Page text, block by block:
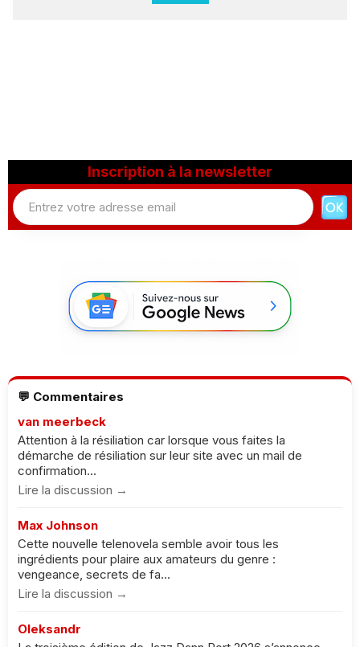
Inscription à la newsletter
💬 Commentaires
van meerbeck
Attention à la résiliation car lorsque vous faites la
démarche de résiliation sur leur site avec un mail de
confirmation...
Lire la discussion →
Max Johnson
Cette nouvelle telenovela semble avoir tous les
ingrédients pour plaire aux amateurs du genre :
vengeance, secrets de fa...
Lire la discussion →
Oleksandr